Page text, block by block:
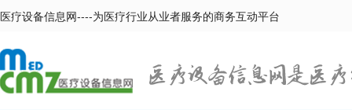
医疗设备信息网----为医疗行业从业者服务的商务互动平台